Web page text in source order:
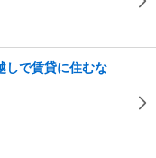
しで賃貸に住むな